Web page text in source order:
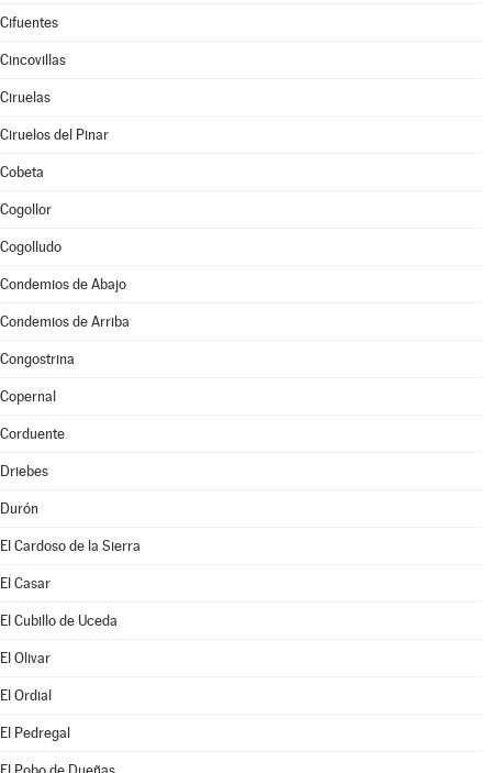
Cifuentes
Cincovillas
Ciruelas
Ciruelos del Pinar
Cobeta
Cogollor
Cogolludo
Condemios de Abajo
Condemios de Arriba
Congostrina
Copernal
Corduente
Driebes
Durón
El Cardoso de la Sierra
El Casar
El Cubillo de Uceda
El Olivar
El Ordial
El Pedregal